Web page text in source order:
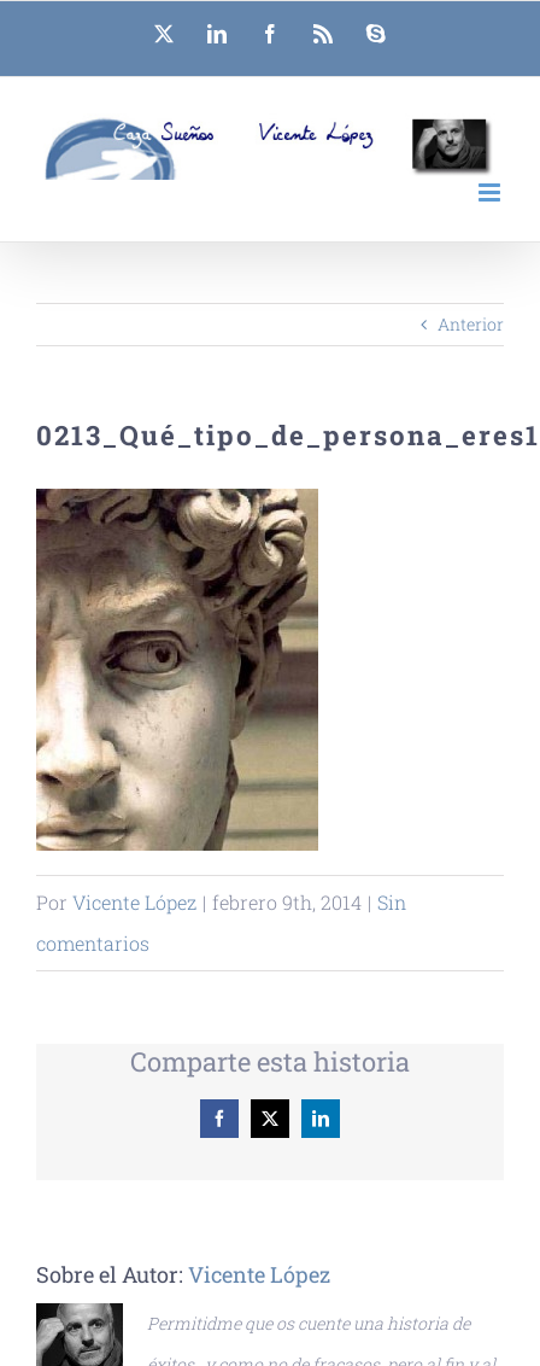
X LinkedInFacebook
Rss Skype
Anterior
0213_Qué_tipo_de_persona_eres1
Por Vicente López | febrero 9th, 2014 | Sin
comentarios
Comparte esta historia
Facebook
X LinkedIn
Sobre el Autor: Vicente López
Permitidme que os cuente una historia de